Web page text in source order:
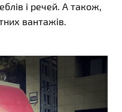
і речей. А також,
вантажів.